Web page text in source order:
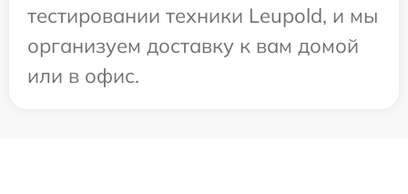
тестировании техники Leupold, и мы
организуем доставку к вам домой
или в офис.